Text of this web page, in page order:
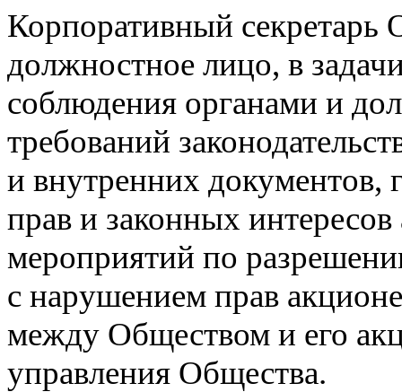
Корпоративный
должностное лицо, в
соблюдения органами и
требований
и внутренних
прав и законных
мероприятий по
с нарушением прав
между Обществом и его
управления Общества.